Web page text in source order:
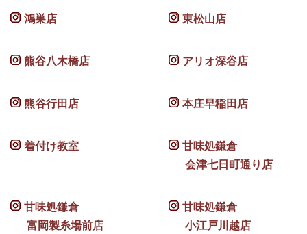
鴻巣店 東松山店
熊谷八木橋店 アリオ深谷店
熊谷行田店 本庄早稲田店
着付け教室
甘味処鎌倉
会津七日町通り店
甘味処鎌倉
富岡製糸場前店
甘味処鎌倉
小江戸川越店